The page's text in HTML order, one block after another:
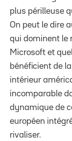
plus périlleuse
On peut le dire
qui dominent le
Microsoft et
bénéficient de
intérieur
incomparable
dynamique de
européen
rivaliser.